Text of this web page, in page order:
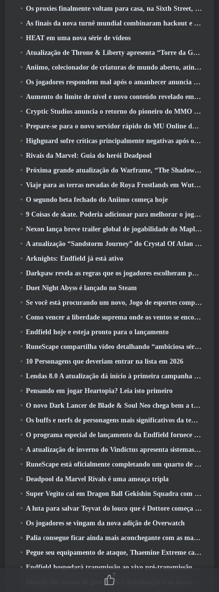
Os proxies finalmente voltam para casa, na Sixth Street, na versão Zenless Zone Zero 2.6 Atualizar
As finais da nova turnê mundial combinaram hackout e lasers orbitais
HEAT em uma nova série de vídeos
Atualização de Throne & Liberty apresenta “Torre da Ganância” gerada aleatoriamente
Aniimo, colecionador de criaturas de mundo aberto, atinge as notas certas
Os jogadores respondem mal após o amanhecer anuncia planos para pular roteiros para EverQuest e EQ2
Aumento do limite de nível e novo conteúdo revelado em Phantasy Star Online 2: Fluxo de onda de título NGS
Cryptic Studios anuncia o retorno do pioneiro do MMO Jack Emmert como CEO
Prepare-se para o novo servidor rápido do MU Online durante o pré-evento
Highguard sofre críticas principalmente negativas após o lançamento
Rivais da Marvel: Guia do herói Deadpool
Próxima grande atualização do Warframe, “The Shadowgrapher” chegará em março
Viaje para as terras nevadas de Roya Frostlands em Wuthering Waves, próxima versão 3.1
O segundo beta fechado do Aniimo começa hoje
9 Coisas de skate. Poderia adicionar para melhorar o jogo em 2026
Nexon lança breve trailer global de jogabilidade do MapleStory Classic World
A atualização “Sandstorm Journey” do Crystal Of Atlan aumenta o limite de nível para 70
Arknights: Endfield já está ativo
Darkpaw revela as regras que os jogadores escolheram para o próximo servidor Frostreaver do EverQuest
Duet Night Abyss é lançado no Steam
Se você está procurando um novo, Jogo de esportes competitivos, O teste beta fechado do futebol freestyle 2 Está a caminho
Como vencer a liberdade suprema onde os ventos se encontram
Endfield hoje e esteja pronto para o lançamento
RuneScape compartilha vídeo detalhando “ambiciosa série de atualizações de conteúdo”
10 Personagens que deveriam entrar na lista em 2026
Lendas 8.0 A atualização dá início à primeira campanha de 2026
Pensando em jogar Heartopia? Leia isto primeiro
O novo Dark Lancer de Blade & Soul Neo chega bem a tempo para o primeiro aniversário
Os buffs e nerfs de personagens mais significativos da temporada 6
O programa especial de lançamento da Endfield fornece detalhes sobre o sistema de monetização do jogo
A atualização de inverno do Vindictus apresenta sistemas para facilitar a progressão dos jogadores
RuneScape está oficialmente completando um quarto de século
Deadpool da Marvel Rivals é uma ameaça tripla
Super Vegito cai em Dragon Ball Gekishin Squadra com a chegada da temporada 3
A luta para salvar Teyvat do louco que é Dottore começa hoje em Genshin Impact
Os jogadores se vingam da nova adição de Overwatch
Palia consegue ficar ainda mais aconchegante com as maravilhas do inverno: Atualização do Santuário Preso na Neve
Pegue seu equipamento de ataque, Thaemine Extreme cai na Arca Perdida amanhã
Endfield hospedará transmissão ao vivo pré-transmissão ao vivo esta semana
Mundo dos navios de guerra 15.0 Atualização traz novos navios de guerra europeus, Uma colaboração de comandante e muito mais
7